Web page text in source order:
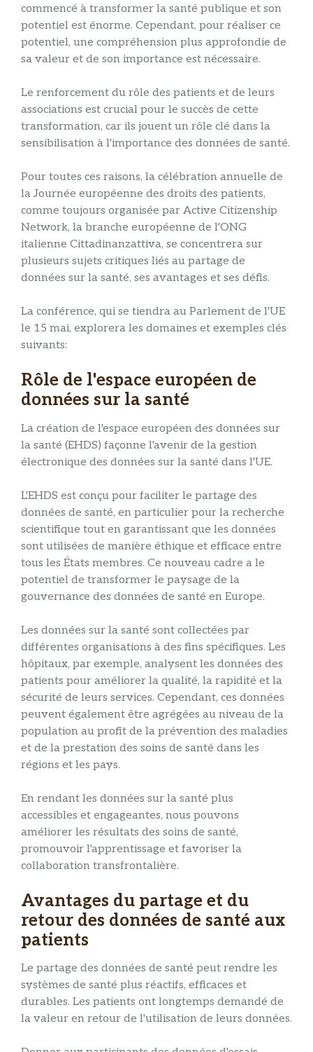
commencé à transformer la santé publique et son
potentiel est énorme. Cependant, pour réaliser ce
potentiel, une compréhension plus approfondie de
sa valeur et de son importance est nécessaire.
Le renforcement du rôle des patients et de leurs
associations est crucial pour le succès de cette
transformation, car ils jouent un rôle clé dans la
sensibilisation à l'importance des données de santé.
Pour toutes ces raisons, la célébration annuelle de
la Journée européenne des droits des patients,
comme toujours organisée par Active Citizenship
Network, la branche européenne de l'ONG
italienne Cittadinanzattiva, se concentrera sur
plusieurs sujets critiques liés au partage de
données sur la santé, ses avantages et ses défis.
La conférence, qui se tiendra au Parlement de l'UE
le 15 mai, explorera les domaines et exemples clés
suivants:
Rôle de l'espace européen de
données sur la santé
La création de l'espace européen des données sur
la santé (EHDS) façonne l'avenir de la gestion
électronique des données sur la santé dans l'UE.
L'EHDS est conçu pour faciliter le partage des
données de santé, en particulier pour la recherche
scientifique tout en garantissant que les données
sont utilisées de manière éthique et efficace entre
tous les États membres. Ce nouveau cadre a le
potentiel de transformer le paysage de la
gouvernance des données de santé en Europe.
Les données sur la santé sont collectées par
différentes organisations à des fins spécifiques. Les
hôpitaux, par exemple, analysent les données des
patients pour améliorer la qualité, la rapidité et la
sécurité de leurs services. Cependant, ces données
peuvent également être agrégées au niveau de la
population au profit de la prévention des maladies
et de la prestation des soins de santé dans les
régions et les pays.
En rendant les données sur la santé plus
accessibles et engageantes, nous pouvons
améliorer les résultats des soins de santé,
promouvoir l'apprentissage et favoriser la
collaboration transfrontalière.
Avantages du partage et du
retour des données de santé aux
patients
Le partage des données de santé peut rendre les
systèmes de santé plus réactifs, efficaces et
durables. Les patients ont longtemps demandé de
la valeur en retour de l'utilisation de leurs données.